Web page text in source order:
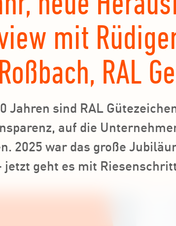
mit
RAL
Jahren sind RAL
auf die
2025 war das große
jetzt geht es mit